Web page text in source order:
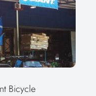
Bicycle